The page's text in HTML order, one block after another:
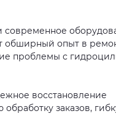
современное
обширный опыт в
проблемы с
восстановление
заказов,